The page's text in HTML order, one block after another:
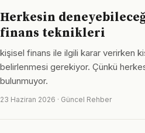
Herkesin
finans teknikleri
kişisel finans ile ilgili karar verirken
belirlenmesi gerekiyor. Çünkü
bulunmuyor.
23 Haziran 2026 · Güncel Rehber